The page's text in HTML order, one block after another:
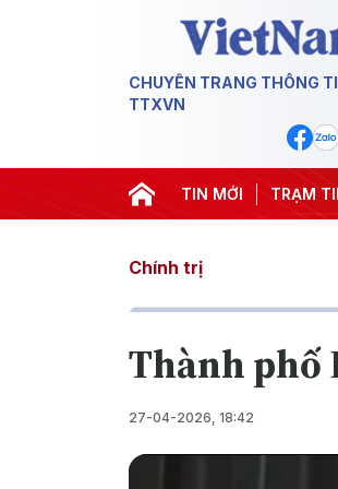
CHUYÊN TRANG THÔNG
TTXVN
TIN MỚI TRẠM
#APEC 2027 #Đưa Nghị
Chính trị
Thành phố
27-04-2026, 18:42